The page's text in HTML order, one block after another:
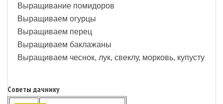
Выращивание помидоров
Выращиваем огурцы
Выращиваем перец
Выращиваем баклажаны
Выращиваем чеснок, лук, свеклу, морковь, купусту
Советы дачнику